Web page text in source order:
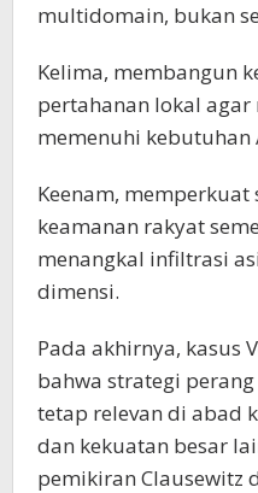
multidomain, bukan
Kelima, membangun
pertahanan lokal
memenuhi kebutuhan
Keenam,
keamanan rakyat
menangkal infiltrasi
dimensi.
Pada akhirnya, kasus
bahwa strategi
tetap relevan di abad
dan kekuatan besar
pemikiran Clausewitz